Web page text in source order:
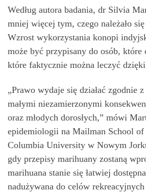
Według autora badania, dr Silvia
mniej więcej tym, czego należało
Wzrost wykorzystania konopi
może być przypisany do osób, które
które faktycznie można leczyć
„Prawo wydaje się działać zgodnie
małymi niezamierzonymi
oraz młodych dorosłych,” mówi
epidemiologii na Mailman School
Columbia University w Nowym
gdy przepisy marihuany zostaną
marihuana stanie się łatwiej
nadużywana do celów